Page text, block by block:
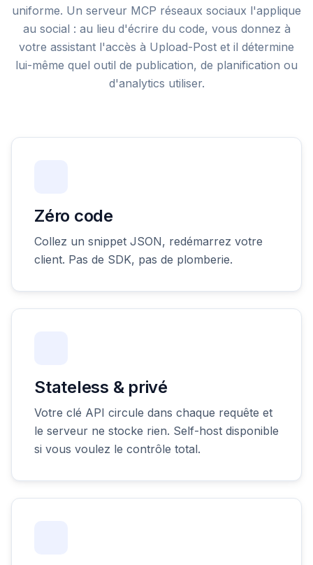
uniforme. Un serveur MCP réseaux sociaux l'applique
au social : au lieu d'écrire du code, vous donnez à
votre assistant l'accès à Upload-Post et il détermine
lui-même quel outil de publication, de planification ou
d'analytics utiliser.
Zéro code
Collez un snippet JSON, redémarrez votre
client. Pas de SDK, pas de plomberie.
Stateless & privé
Votre clé API circule dans chaque requête et
le serveur ne stocke rien. Self-host disponible
si vous voulez le contrôle total.